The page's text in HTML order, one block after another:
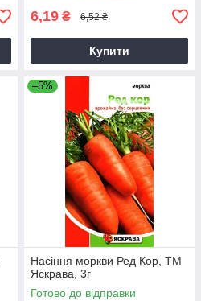
6,19 ₴ 6,52 ₴
Купити
–5%
Насіння моркви Ред Кор, ТМ
Яскрава, 3г
Готово до відправки